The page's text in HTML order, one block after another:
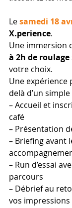
Le samedi 18
X.perience.
Une immersion
à 2h de roulage
votre choix.
Une expérience
delà d’un simple
– Accueil et
café
– Présentation
– Briefing avant
– Run d’essai
parcours
– Débrief au
vos impressions